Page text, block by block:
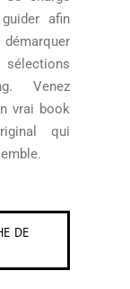
afin
Venez
vrai book
qui
DE